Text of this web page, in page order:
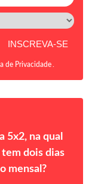
de Privacidade
5x2, na qual
dois dias
mensal?